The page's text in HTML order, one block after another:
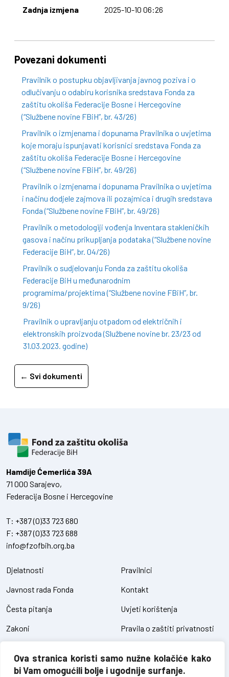
Ova stranica koristi samo nužne kolačiće kako
bi Vam omogućili bolje i ugodnije surfanje.
Zadnja izmjena 2025-10-10 06:26
Povezani dokumenti
Pravilnik o postupku objavljivanja javnog poziva i o
odlučivanju o odabiru korisnika sredstava Fonda za
zaštitu okoliša Federacije Bosne i Hercegovine
(“Službene novine FBiH”, br. 43/26)
Pravilnik o izmjenama i dopunama Pravilnika o uvjetima
koje moraju ispunjavati korisnici sredstava Fonda za
zaštitu okoliša Federacije Bosne i Hercegovine
(“Službene novine FBiH”, br. 49/26)
Pravilnik o izmjenama i dopunama Pravilnika o uvjetima
i načinu dodjele zajmova ili pozajmica i drugih sredstava
Fonda (“Službene novine FBiH”, br. 49/26)
Pravilnik o metodologiji vođenja Inventara stakleničkih
gasova i načinu prikupljanja podataka (“Službene novine
Federacije BiH”, br. 04/26)
Pravilnik o sudjelovanju Fonda za zaštitu okoliša
Federacije BiH u međunarodnim
programima/projektima (“Službene novine FBiH”, br.
9/26)
Pravilnik o upravljanju otpadom od električnih i
elektronskih proizvoda (Službene novine br. 23/23 od
31.03.2023. godine)
← Svi dokumenti
Hamdiје Ćemerlića 39A
71 000 Sarajevo,
Federacija Bosne i Hercegovine
T: +387 (0)33 723 680
F: +387 (0)33 723 688
info@fzofbih.org.ba
Djelatnosti
Javnost rada Fonda
Česta pitanja
Zakoni
Pravilnici
Kontakt
Uvjeti korištenja
Pravila o zaštiti privatnosti
Pristup informacijama